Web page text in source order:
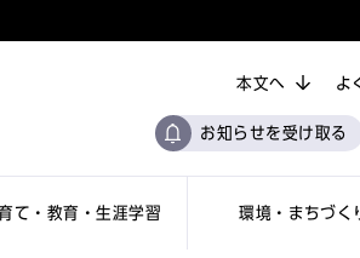
て・教育・生涯学習 環境・まちづく
本文へ よ
お知らせを受け取る